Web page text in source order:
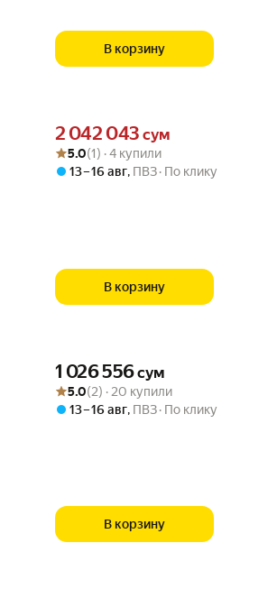
В корзину
Цена 2042043 сум вместо
2 042 043 сум
Рейтинг товара: 5.0 из 5
Оценок: (1) · 4 купили
5.0(1) · 4 купили
13 – 16 авг, ПВЗ По клику
В корзину
Цена 1026556 сум вместо
1 026 556сум
Рейтинг товара: 5.0 из 5
Оценок: (2) · 20 купили
5.0(2) · 20 купили
13 – 16 авг, ПВЗ По клику
В корзину